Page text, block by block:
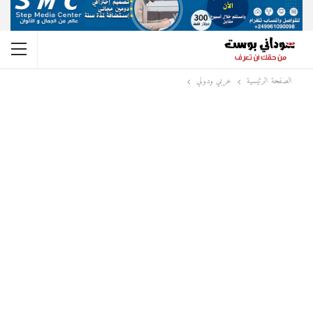
الصفحة الرئيسية عربي ودولي